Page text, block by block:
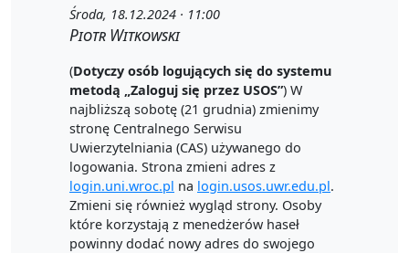
Środa, 18.12.2024 · 11:00
Piotr Witkowski
(Dotyczy osób logujących się do systemu
metodą „Zaloguj się przez USOS”) W
najbliższą sobotę (21 grudnia) zmienimy
stronę Centralnego Serwisu
Uwierzytelniania (CAS) używanego do
logowania. Strona zmieni adres z
login.uni.wroc.pl na login.usos.uwr.edu.pl.
Zmieni się również wygląd strony. Osoby
które korzystają z menedżerów haseł
powinny dodać nowy adres do swojego